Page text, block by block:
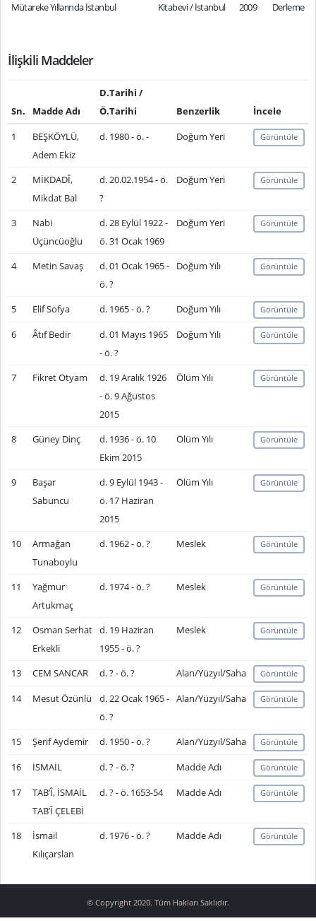
Mütareke Yıllarında İstanbul Kitabevi / İstanbul 2009 Derleme
İlişkili Maddeler
Sn. Madde Adı
D.Tarihi /
Ö.Tarihi
Benzerlik
İncele
1
BEŞKÖYLÜ,
Adem Ekiz
d. 1980 - ö. - Doğum Yeri Görüntüle
2
MİKDADÎ,
Mikdat Bal
d. 20.02.1954 - ö.
?
Doğum Yeri Görüntüle
3
Nabi
Üçüncüoğlu
d. 28 Eylül 1922 -
ö. 31 Ocak 1969
Doğum Yeri Görüntüle
4 Metin Savaş
d. 01 Ocak 1965 -
ö. ?
Doğum Yılı Görüntüle
5 Elif Sofya d. 1965 - ö. ? Doğum Yılı Görüntüle
6 Âtıf Bedir
d. 01 Mayıs 1965
- ö. ?
Doğum Yılı Görüntüle
7 Fikret Otyam
d. 19 Aralık 1926
- ö. 9 Ağustos
2015
Ölüm Yılı Görüntüle
8 Güney Dinç
d. 1936 - ö. 10
Ekim 2015
Ölüm Yılı Görüntüle
9
Başar
Sabuncu
d. 9 Eylül 1943 -
ö. 17 Haziran
2015
Ölüm Yılı Görüntüle
10
Armağan
Tunaboylu
d. 1962 - ö. ? Meslek Görüntüle
11
Yağmur
Artukmaç
d. 1974 - ö. ? Meslek Görüntüle
12
Osman Serhat
Erkekli
d. 19 Haziran
1955 - ö. ?
Meslek Görüntüle
13 CEM SANCAR d. ? - ö. ? Alan/Yüzyıl/Saha Görüntüle
14 Mesut Özünlü
d. 22 Ocak 1965 -
ö. ?
Alan/Yüzyıl/Saha Görüntüle
15 Şerif Aydemir d. 1950 - ö. ? Alan/Yüzyıl/Saha Görüntüle
16 İSMAİL d. ? - ö. ? Madde Adı Görüntüle
17
TAB’Î, İSMAİL
TAB’Î ÇELEBİ
d. ? - ö. 1653-54 Madde Adı Görüntüle
18
İsmail
Kılıçarslan
d. 1976 - ö. ? Madde Adı Görüntüle
© Copyright 2020. Tüm Hakları Saklıdır.